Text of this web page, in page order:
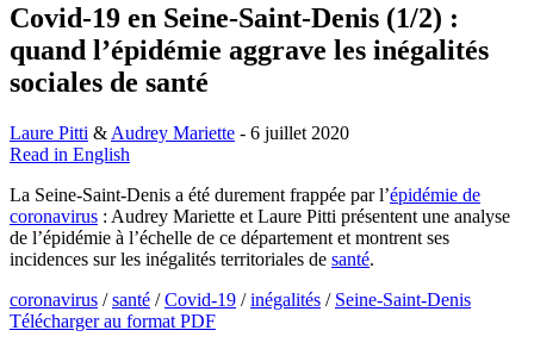
Covid-19 en Seine-Saint-Denis (1/2) :
quand l’épidémie aggrave les inégalités
sociales de santé
Laure Pitti & Audrey Mariette - 6 juillet 2020
Read in English
La Seine-Saint-Denis a été durement frappée par l’épidémie de
coronavirus : Audrey Mariette et Laure Pitti présentent une analyse
de l’épidémie à l’échelle de ce département et montrent ses
incidences sur les inégalités territoriales de santé.
coronavirus /santé /Covid-19 /inégalités / Seine-Saint-Denis
Télécharger au format PDF